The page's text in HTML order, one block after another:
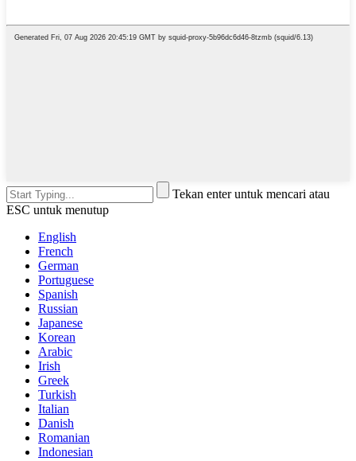
Tekan enter untuk mencari atau
ESC untuk menutup
English
French
German
Portuguese
Spanish
Russian
Japanese
Korean
Arabic
Irish
Greek
Turkish
Italian
Danish
Romanian
Indonesian